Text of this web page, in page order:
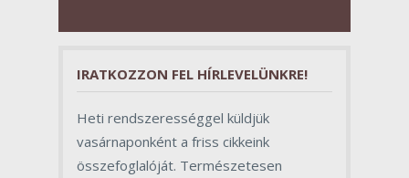
szerepet töltenek be az egész
IRATKOZZON FEL HÍRLEVELÜNKRE!
Heti rendszerességgel küldjük
vasárnaponként a friss cikkeink
összefoglalóját. Természetesen